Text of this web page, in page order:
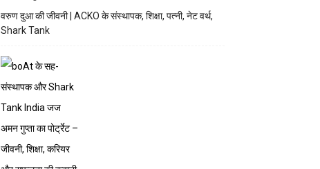
वरुण दुआ की जीवनी | ACKO के संस्थापक, शिक्षा, पत्नी, नेट वर्थ,
Shark Tank